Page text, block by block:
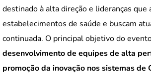
destinado à alta direção e lideranças que
estabelecimentos de saúde e buscam
continuada. O principal objetivo do
desenvolvimento de equipes de alta
promoção da inovação nos sistemas de